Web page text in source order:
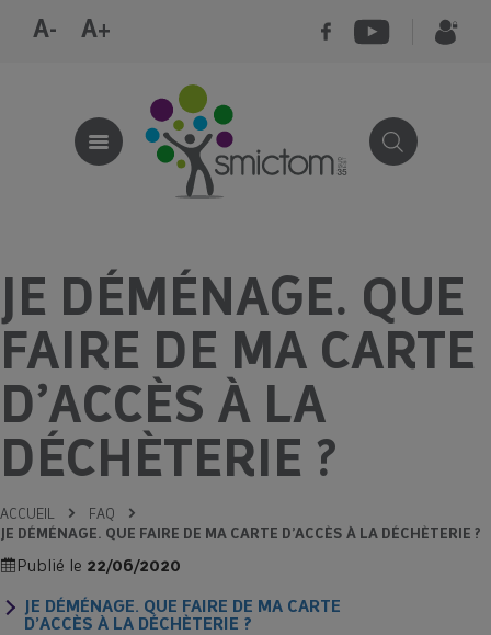
A- A+
JE DÉMÉNAGE. QUE
FAIRE DE MA CARTE
D’ACCÈS À LA
DÉCHÈTERIE ?
ACCUEIL
FAQ
JE DÉMÉNAGE. QUE FAIRE DE MA CARTE D’ACCÈS À LA DÉCHÈTERIE ?
Publié le 22/06/2020
JE DÉMÉNAGE. QUE FAIRE DE MA CARTE
D’ACCÈS À LA DÉCHÈTERIE ?